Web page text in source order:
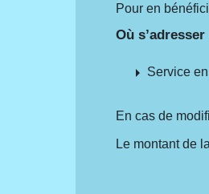
Pour en
Où s’adresser
arrow_right Service
En cas de
Le montant de